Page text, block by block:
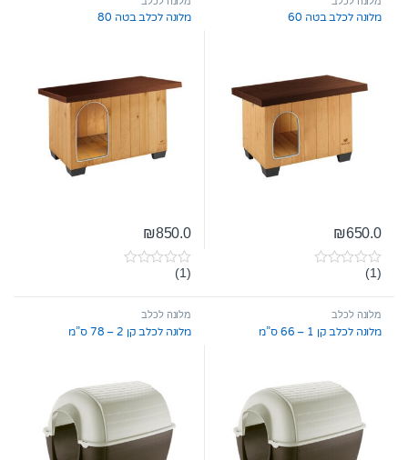
o
f
o
f
מלונה לכלב בטה 60
₪650.0
0
t
o
f
(1)
מלונה לכלב בטה 80
₪850.0
0
t
o
f
(1)
מלונה לכלב
מלונה לכלב קן 1 – 66 ס”מ
מלונה לכלב
מלונה לכלב קן 2 – 78 ס”מ